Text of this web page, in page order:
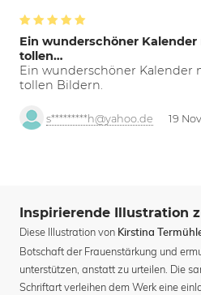
Ein wunderschöner Kalender
tollen…
Ein wunderschöner Kalender
tollen Bildern.
s*********h@yahoo.de 19
Inspirierende Illustration
Diese Illustration von Kirstina
Botschaft der Frauenstärkung und
unterstützen, anstatt zu urteilen. Die
Schriftart verleihen dem Werk eine